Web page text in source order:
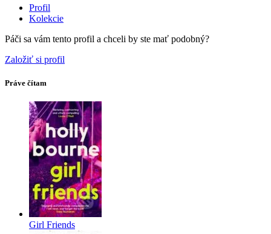
Profil
Kolekcie
Páči sa vám tento profil a chceli by ste mať podobný?
Založiť si profil
Práve čítam
Girl Friends